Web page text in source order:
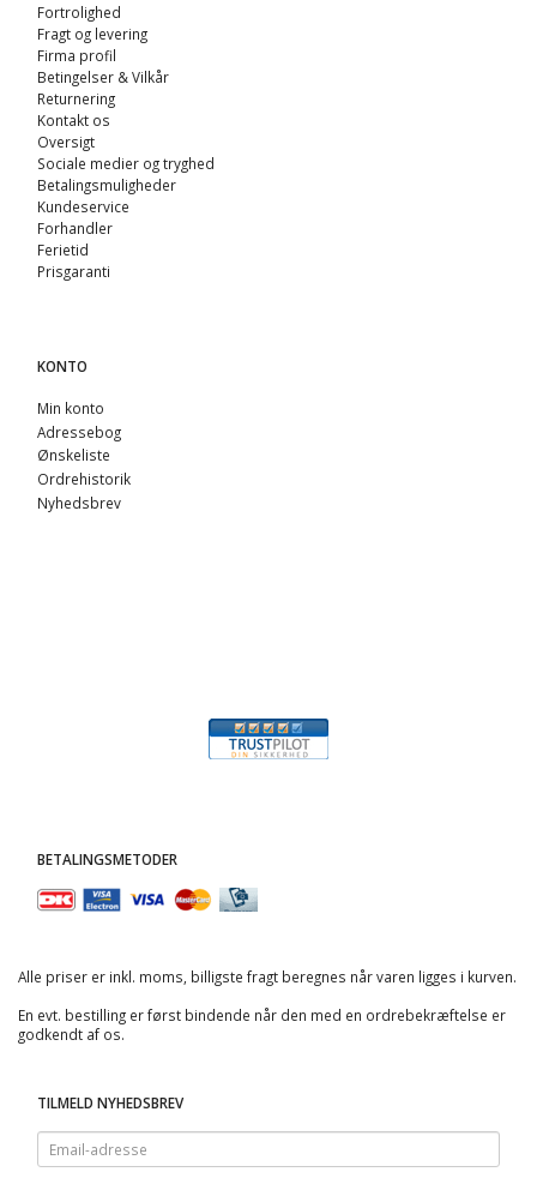
Fortrolighed
Fragt og levering
Firma profil
Betingelser & Vilkår
Returnering
Kontakt os
Oversigt
Sociale medier og tryghed
Betalingsmuligheder
Kundeservice
Forhandler
Ferietid
Prisgaranti
KONTO
Min konto
Adressebog
Ønskeliste
Ordrehistorik
Nyhedsbrev
BETALINGSMETODER
Alle priser er inkl. moms, billigste fragt beregnes når varen ligges i kurven.
En evt. bestilling er først bindende når den med en ordrebekræftelse er
godkendt af os.
TILMELD NYHEDSBREV
Email-
adresse